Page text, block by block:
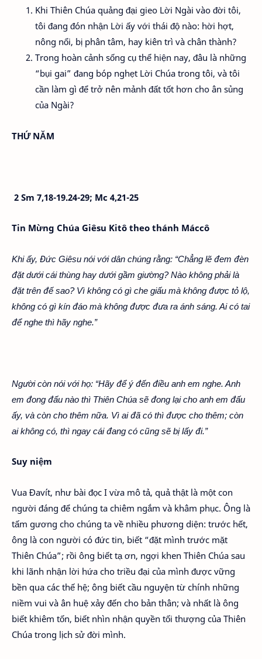
Khi Thiên Chúa quảng đại gieo Lời Ngài vào đời tôi,
tôi đang đón nhận Lời ấy với thái độ nào: hời hợt,
nông nổi, bị phân tâm, hay kiên trì và chân thành?
Trong hoàn cảnh sống cụ thể hiện nay, đâu là những
“bụi gai” đang bóp nghẹt Lời Chúa trong tôi, và tôi
cần làm gì để trở nên mảnh đất tốt hơn cho ân sủng
của Ngài?
THỨ NĂM
2 Sm 7,18-19.24-29; Mc 4,21-25
Tin Mừng Chúa Giêsu Kitô theo thánh Máccô
Khi ấy, Đức Giêsu nói với dân chúng rằng: “Chẳng lẽ đem đèn
đặt dưới cái thùng hay dưới gầm giường? Nào không phải là
đặt trên đế sao? Vì không có gì che giấu mà không được tỏ lộ,
không có gì kín đáo mà không được đưa ra ánh sáng. Ai có tai
để nghe thì hãy nghe.”
Người còn nói với họ: “Hãy để ý đến điều anh em nghe. Anh
em đong đấu nào thì Thiên Chúa sẽ đong lại cho anh em đấu
ấy, và còn cho thêm nữa. Vì ai đã có thì được cho thêm; còn
ai không có, thì ngay cái đang có cũng sẽ bị lấy đi.”
Suy niệm
Vua Đavít, như bài đọc I vừa mô tả, quả thật là một con
người đáng để chúng ta chiêm ngắm và khâm phục. Ông là
tấm gương cho chúng ta về nhiều phương diện: trước hết,
ông là con người có đức tin, biết “đặt mình trước mặt
Thiên Chúa”; rồi ông biết tạ ơn, ngợi khen Thiên Chúa sau
khi lãnh nhận lời hứa cho triều đại của mình được vững
bền qua các thế hệ; ông biết cầu nguyện từ chính những
niềm vui và ân huệ xảy đến cho bản thân; và nhất là ông
biết khiêm tốn, biết nhìn nhận quyền tối thượng của Thiên
Chúa trong lịch sử đời mình.